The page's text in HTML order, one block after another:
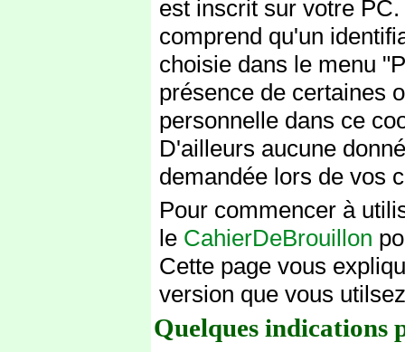
est inscrit sur votre
comprend qu'un
choisie dans le menu
présence de certaines
personnelle dans ce
D'ailleurs aucune
demandée lors de vos
Pour commencer à
le CahierDeBrouillon
Cette page vous
version que vous
Quelques indications